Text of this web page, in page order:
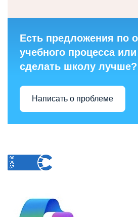
Есть предложения по
учебного процесса или
сделать школу лучше?
Написать о проблеме